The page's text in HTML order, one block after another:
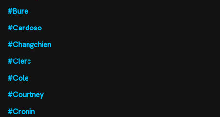
#Bure
#Cardoso
#Changchien
#Clerc
#Cole
#Courtney
#Cronin